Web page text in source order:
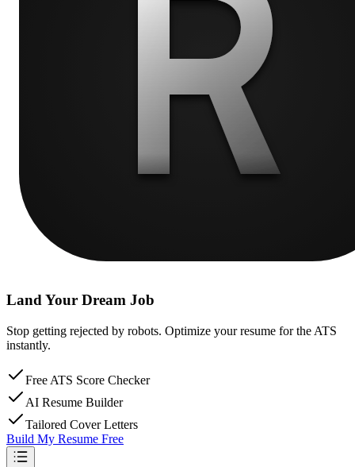
Land Your Dream Job
Stop getting rejected by robots. Optimize your resume for the ATS
instantly.
Free ATS Score Checker
AI Resume Builder
Tailored Cover Letters
Build My Resume Free